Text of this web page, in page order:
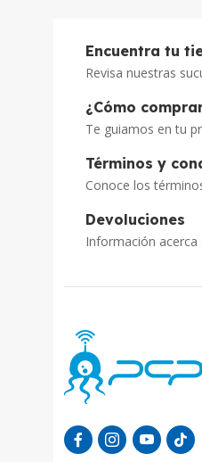
Encuentra tu
Revisa nuestras
¿Cómo
Te guiamos en tu
Términos y
Conoce los
Devoluciones
Información acerca